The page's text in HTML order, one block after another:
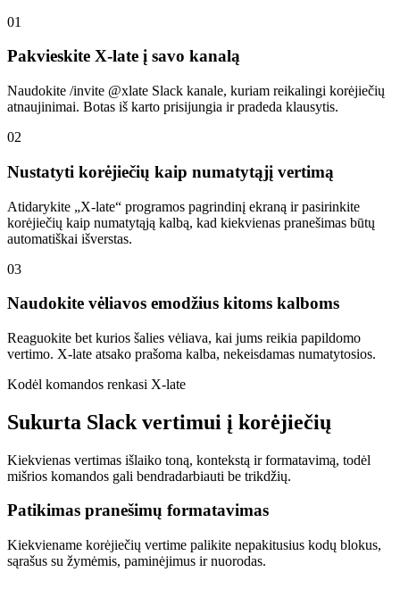
01
Pakvieskite X-late į savo kanalą
Naudokite /invite @xlate Slack kanale, kuriam reikalingi korėjiečių
atnaujinimai. Botas iš karto prisijungia ir pradeda klausytis.
02
Nustatyti korėjiečių kaip numatytąjį vertimą
Atidarykite „X-late“ programos pagrindinį ekraną ir pasirinkite
korėjiečių kaip numatytąją kalbą, kad kiekvienas pranešimas būtų
automatiškai išverstas.
03
Naudokite vėliavos emodžius kitoms kalboms
Reaguokite bet kurios šalies vėliava, kai jums reikia papildomo
vertimo. X-late atsako prašoma kalba, nekeisdamas numatytosios.
Kodėl komandos renkasi X-late
Sukurta Slack vertimui į korėjiečių
Kiekvienas vertimas išlaiko toną, kontekstą ir formatavimą, todėl
mišrios komandos gali bendradarbiauti be trikdžių.
Patikimas pranešimų formatavimas
Kiekviename korėjiečių vertime palikite nepakitusius kodų blokus,
sąrašus su žymėmis, paminėjimus ir nuorodas.